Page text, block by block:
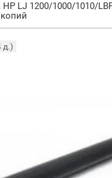
LJ 1200/1000/1010/
копий
д.)